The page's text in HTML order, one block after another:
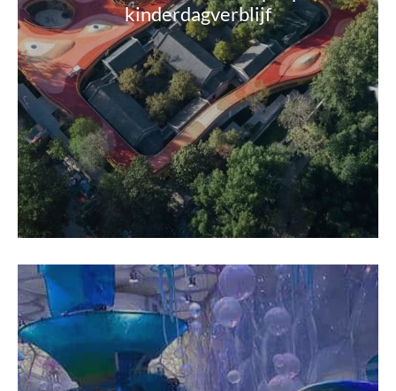
kinderdagverblijf